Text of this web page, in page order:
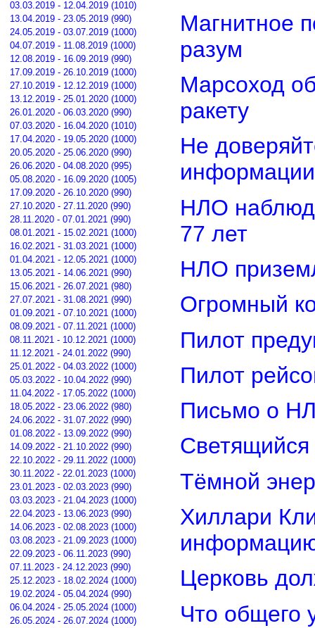
03.03.2019 - 12.04.2019 (1010)
13.04.2019 - 23.05.2019 (990)
24.05.2019 - 03.07.2019 (1000)
04.07.2019 - 11.08.2019 (1000)
12.08.2019 - 16.09.2019 (990)
17.09.2019 - 26.10.2019 (1000)
27.10.2019 - 12.12.2019 (1000)
13.12.2019 - 25.01.2020 (1000)
26.01.2020 - 06.03.2020 (990)
07.03.2020 - 16.04.2020 (1010)
17.04.2020 - 19.05.2020 (1000)
20.05.2020 - 25.06.2020 (990)
26.06.2020 - 04.08.2020 (995)
05.08.2020 - 16.09.2020 (1005)
17.09.2020 - 26.10.2020 (990)
27.10.2020 - 27.11.2020 (990)
28.11.2020 - 07.01.2021 (990)
08.01.2021 - 15.02.2021 (1000)
16.02.2021 - 31.03.2021 (1000)
01.04.2021 - 12.05.2021 (1000)
13.05.2021 - 14.06.2021 (990)
15.06.2021 - 26.07.2021 (980)
27.07.2021 - 31.08.2021 (990)
01.09.2021 - 07.10.2021 (1000)
08.09.2021 - 07.11.2021 (1000)
08.11.2021 - 10.12.2021 (1000)
11.12.2021 - 24.01.2022 (990)
25.01.2022 - 04.03.2022 (1000)
05.03.2022 - 10.04.2022 (990)
11.04.2022 - 17.05.2022 (1000)
18.05.2022 - 23.06.2022 (980)
24.06.2022 - 31.07.2022 (990)
01.08.2022 - 13.09.2022 (990)
14.09.2022 - 21.10.2022 (990)
22.10.2022 - 29.11.2022 (1000)
30.11.2022 - 22.01.2023 (1000)
23.01.2023 - 02.03.2023 (990)
03.03.2023 - 21.04.2023 (1000)
22.04.2023 - 13.06.2023 (990)
14.06.2023 - 02.08.2023 (1000)
03.08.2023 - 21.09.2023 (1000)
22.09.2023 - 06.11.2023 (990)
07.11.2023 - 24.12.2023 (990)
25.12.2023 - 18.02.2024 (1000)
19.02.2024 - 05.04.2024 (990)
06.04.2024 - 25.05.2024 (1000)
26.05.2024 - 26.07.2024 (1000)
Магнитное
разум
Марсоход
ракету
Не
информации
НЛО
77 лет
НЛО
Огромный
Пилот
Пилот
Письмо о
Светящийся
Тёмной
Хиллари
Церковь
Что общего